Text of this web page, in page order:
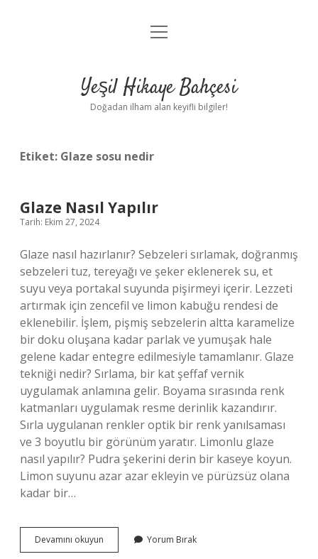
Anasayfa
Yasal Uyarı
menüyü
Yeşil Hikaye Bahçesi
Doğadan ilham alan keyifli bilgiler!
Etiket: Glaze sosu nedir
Glaze Nasıl Yapılır
Tarih: Ekim 27, 2024
Glaze nasıl hazırlanır? Sebzeleri sırlamak, doğranmış
sebzeleri tuz, tereyağı ve şeker eklenerek su, et
suyu veya portakal suyunda pişirmeyi içerir. Lezzeti
artırmak için zencefil ve limon kabuğu rendesi de
eklenebilir. İşlem, pişmiş sebzelerin altta karamelize
bir doku oluşana kadar parlak ve yumuşak hale
gelene kadar entegre edilmesiyle tamamlanır. Glaze
tekniği nedir? Sırlama, bir kat şeffaf vernik
uygulamak anlamına gelir. Boyama sırasında renk
katmanları uygulamak resme derinlik kazandırır.
Sırla uygulanan renkler optik bir renk yanılsaması
ve 3 boyutlu bir görünüm yaratır. Limonlu glaze
nasıl yapılır? Pudra şekerini derin bir kaseye koyun.
Limon suyunu azar azar ekleyin ve pürüzsüz olana
kadar bir…
Devamını okuyun
Nasıl
Yorum Bırak